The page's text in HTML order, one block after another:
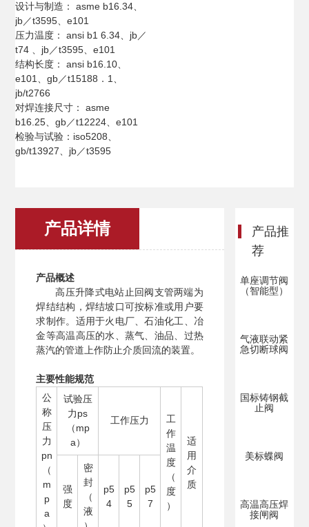
设计与制造： asme b16.34、
jb／t3595、e101
压力温度： ansi b1 6.34、jb／
t74 、jb／t3595、e101
结构长度： ansi b16.10、
e101、gb／t15188．1、
jb/t2766
对焊连接尺寸： asme
b16.25、gb／t12224、e101
检验与试验：iso5208、
gb/t13927、jb／t3595
产品详情
产品概述
高压升降式电站止回阀支管两端为
焊结结构，焊结坡口可按标准或用户要
求制作。适用于火电厂、石油化工、冶
金等高温高压的水、蒸气、油品、过热
蒸汽的管道上作防止介质回流的装置。
主要性能规范
公
称
压
力
pn
（
m
p
a
试验压
力ps
（mp
a）
工作压力
工
作
温
度
（
度
）
适
用
介
质
强
度
密
封
（
液
p5
4
p5
5
p5
7
产品推
荐
单座调节阀
（智能型）
气液联动紧
急切断球阀
国标铸钢截
止阀
美标蝶阀
高温高压焊
接闸阀